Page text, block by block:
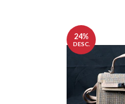
24%
DESC.